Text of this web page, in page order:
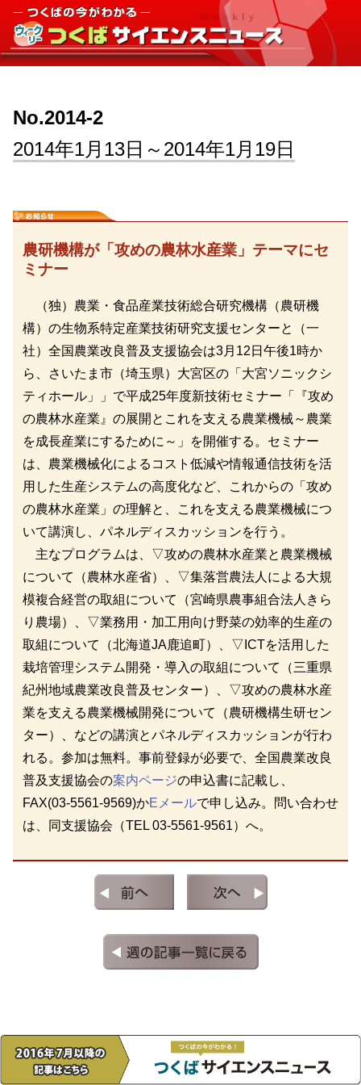
No.2014-2
2014年1月13日～2014年1月19日
農研機構が「攻めの農林水産業」テーマにセ
ミナー
（独）農業・食品産業技術総合研究機構（農研機
構）の生物系特定産業技術研究支援センターと（一
社）全国農業改良普及支援協会は3月12日午後1時か
ら、さいたま市（埼玉県）大宮区の「大宮ソニックシ
ティホール」」で平成25年度新技術セミナー「『攻め
の農林水産業』の展開とこれを支える農業機械～農業
を成長産業にするために～」を開催する。セミナー
は、農業機械化によるコスト低減や情報通信技術を活
用した生産システムの高度化など、これからの「攻め
の農林水産業」の理解と、これを支える農業機械につ
いて講演し、パネルディスカッションを行う。
主なプログラムは、▽攻めの農林水産業と農業機械
について（農林水産省）、▽集落営農法人による大規
模複合経営の取組について（宮崎県農事組合法人きら
り農場）、▽業務用・加工用向け野菜の効率的生産の
取組について（北海道JA鹿追町）、▽ICTを活用した
栽培管理システム開発・導入の取組について（三重県
紀州地域農業改良普及センター）、▽攻めの農林水産
業を支える農業機械開発について（農研機構生研セン
ター）、などの講演とパネルディスカッションが行わ
れる。参加は無料。事前登録が必要で、全国農業改良
普及支援協会の案内ページの申込書に記載し、
FAX(03-5561-9569)かEメールで申し込み。問い合わせ
は、同支援協会（TEL 03-5561-9561）へ。